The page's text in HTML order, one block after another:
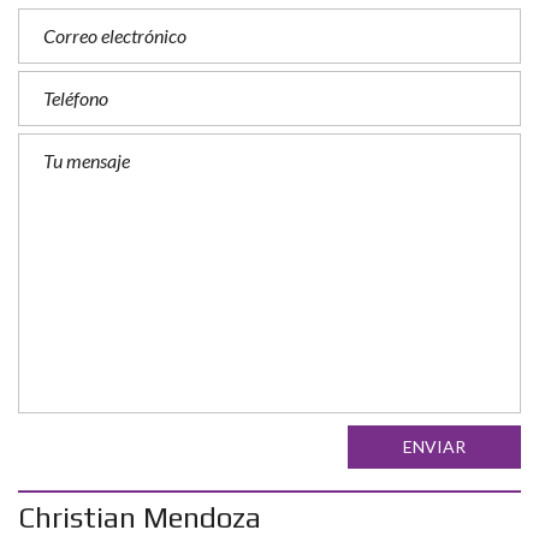
ENVIAR
Christian Mendoza